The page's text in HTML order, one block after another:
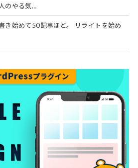
のやる気…
き始めて50記事ほど。 リライトを始め